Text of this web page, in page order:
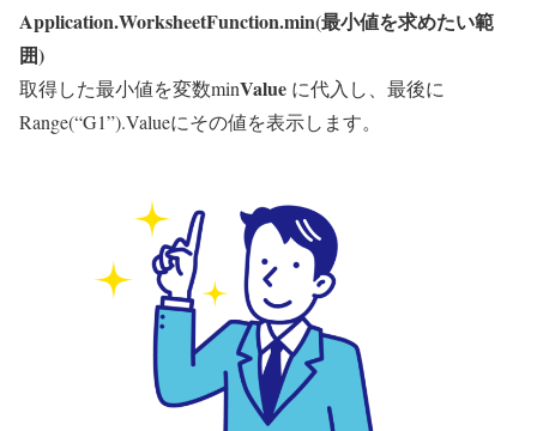
Application.WorksheetFunction.min(最小値を求めたい範
囲)
取得した最小値を変数minValue に代入し、最後に
Range(“G1”).Valueにその値を表示します。